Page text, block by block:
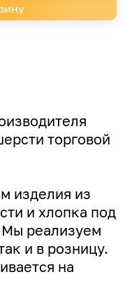
торговой
изделия из
и хлопка под
Мы реализуем
и в розницу.
на